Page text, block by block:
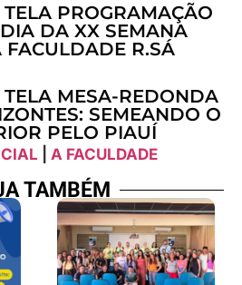
PROGRAMAÇÃO
DA XX SEMANA
FACULDADE R.SÁ
MESA-REDONDA
SEMEANDO O
PELO PIAUÍ
A FACULDADE
TAMBÉM